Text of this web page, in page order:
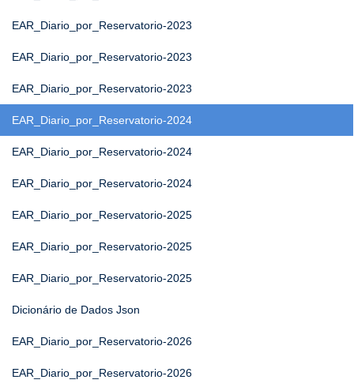
EAR_Diario_por_Reservatorio-2023
EAR_Diario_por_Reservatorio-2023
EAR_Diario_por_Reservatorio-2023
EAR_Diario_por_Reservatorio-2024
EAR_Diario_por_Reservatorio-2024
EAR_Diario_por_Reservatorio-2024
EAR_Diario_por_Reservatorio-2025
EAR_Diario_por_Reservatorio-2025
EAR_Diario_por_Reservatorio-2025
Dicionário de Dados Json
EAR_Diario_por_Reservatorio-2026
EAR_Diario_por_Reservatorio-2026